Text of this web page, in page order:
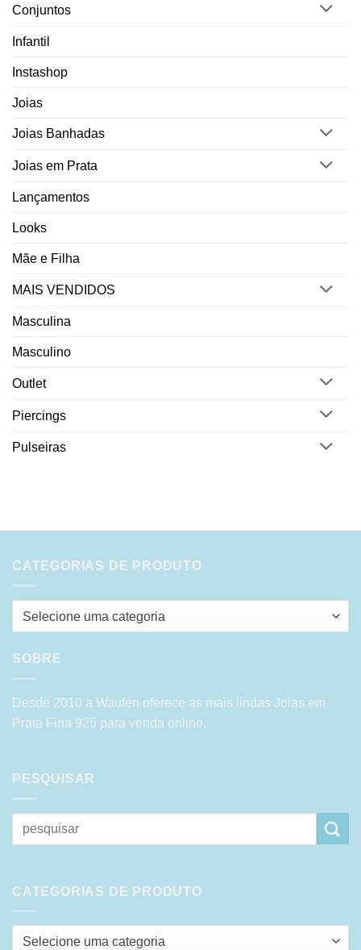
Conjuntos
Infantil
Instashop
Joias
Joias Banhadas
Joias em Prata
Lançamentos
Looks
Mãe e Filha
MAIS VENDIDOS
Masculina
Masculino
Outlet
Piercings
Pulseiras
CATEGORIAS DE PRODUTO
Selecione uma categoria
SOBRE
Desde 2010 a Waufen oferece as mais lindas Joias em
Prata Fina 925 para venda online.
PESQUISAR
Pesquisar
por:
CATEGORIAS DE PRODUTO
Selecione uma categoria